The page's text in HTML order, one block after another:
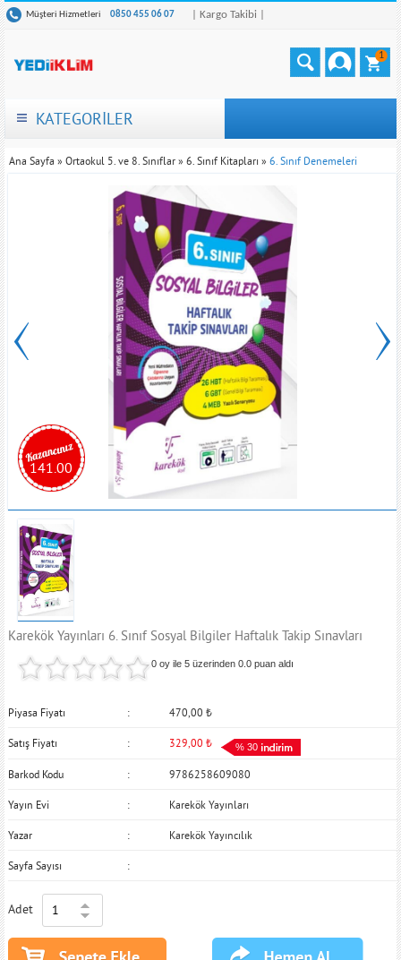
Müşteri Hizmetleri 0850 455 06 07 | Kargo Takibi |
1
KATEGORİLER
Ana Sayfa » Ortaokul 5. ve 8. Sınıflar » 6. Sınıf Kitapları » 6. Sınıf Denemeleri
141.00
Karekök Yayınları 6. Sınıf Sosyal Bilgiler Haftalık Takip Sınavları
0 oy ile 5 üzerinden0.0 puan aldı
Piyasa Fiyatı 470,00 ₺
Satış Fiyatı 329,00 ₺ % 30
Barkod Kodu 9786258609080
Yayın Evi Karekök Yayınları
Yazar Karekök Yayıncılık
Sayfa Sayısı
Adet